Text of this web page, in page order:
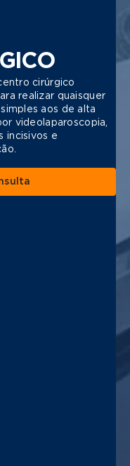
cirúrgico
realizar quaisquer
aos de alta
videolaparoscopia,
incisivos e